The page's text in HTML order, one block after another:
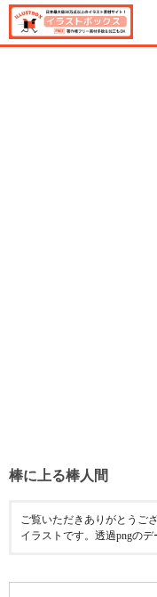
棒に上る棒人間
ご覧いただきありがとうご
イラストです。透過pngの